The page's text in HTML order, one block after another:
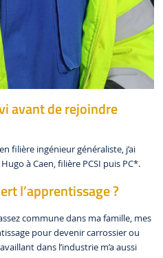
avant de rejoindre
filière ingénieur généraliste, j’ai
à Caen, filière PCSI puis PC*.
l’apprentissage ?
commune dans ma famille, mes
pour devenir carrossier ou
dans l’industrie m’a aussi